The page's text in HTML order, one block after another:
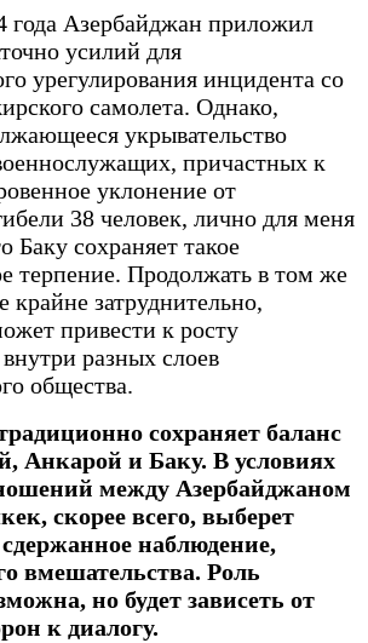
года Азербайджан приложил
усилий для
урегулирования инцидента со
самолета. Однако,
укрывательство
причастных к
уклонение от
38 человек, лично для меня
Баку сохраняет такое
терпение. Продолжать в том же
крайне затруднительно,
привести к росту
разных слоев
общества.
сохраняет баланс
Анкарой и Баку. В условиях
между Азербайджаном
скорее всего, выберет
наблюдение,
вмешательства. Роль
но будет зависеть от
к диалогу.